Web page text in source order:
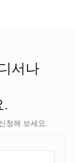
서나
.
청해 보세요.